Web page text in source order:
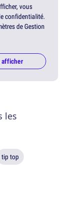
vous
confidentialité.
de Gestion
afficher
les
tip top